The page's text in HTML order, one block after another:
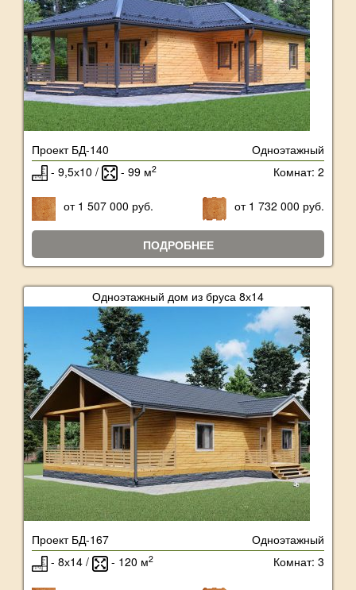
Проект БД-140
Одноэтажный
- 9,5х10 /
- 99 м2 Комнат: 2
от 1 507 000 руб. от 1 732 000 руб.
ПОДРОБНЕЕ
Одноэтажный дом из бруса 8х14
Проект БД-167
Одноэтажный
- 8х14 /
- 120 м2 Комнат: 3